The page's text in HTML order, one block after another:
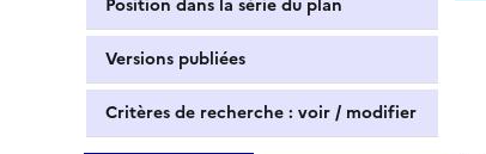
Position dans la série du plan
Versions publiées
Critères de recherche : voir / modifier